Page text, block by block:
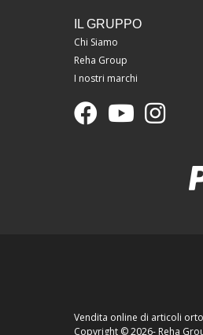
IL GRUPPO
Chi Siamo
Reha Group
I nostri marchi
Vendita online di articoli
Copyright ©2026- Reha